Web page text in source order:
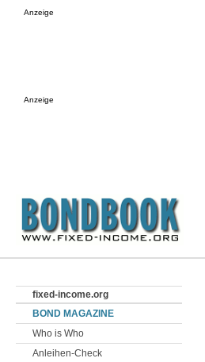
Anzeige
Anzeige
fixed-income.org
BOND MAGAZINE
Who is Who
Anleihen-Check